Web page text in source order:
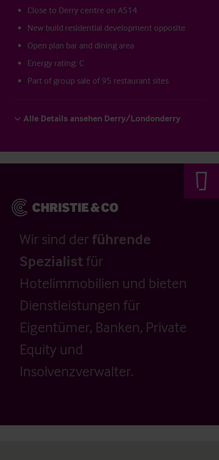
Close to Derry centre on A514
New build residential development opposite
Open plan bar and dining area
Energy rating: C
Part of group sale of 95 restaurant sites
Alle Details ansehen Derry/Londonderry
Wir sind der führende
Spezialistfür
Hotelimmobilien und bieten
Dienstleistungen für
Eigentümer, Banken, Private
Equity und
Insolvenzverwalter.